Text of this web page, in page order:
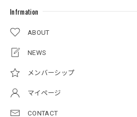
Infrmation
ABOUT
NEWS
メンバーシップ
マイページ
CONTACT